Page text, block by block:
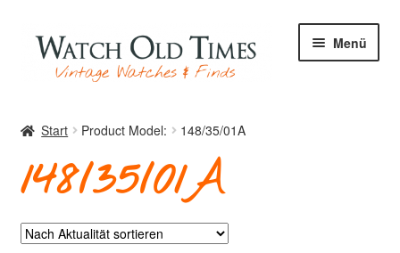
Zur
Navigation
springen
Zum
Inhalt
springen
Menü
Uhren
Start Product Model: 148/35/01A
148/35/01A